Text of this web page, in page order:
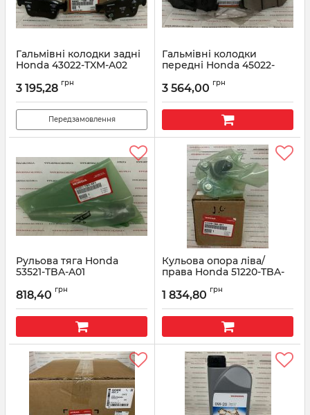
Гальмівні колодки задні
Honda 43022-TXM-A02
3 195,28 грн
Передзамовлення
Гальмівні колодки
передні Honda 45022-
Артикул: 45022-TEA-T00
3 564,00 грн
Рульова тяга Honda
53521-TBA-A01
818,40 грн
Кульова опора ліва/
права Honda 51220-TBA-
Артикул: 51220-TBA-A01
1 834,80 грн